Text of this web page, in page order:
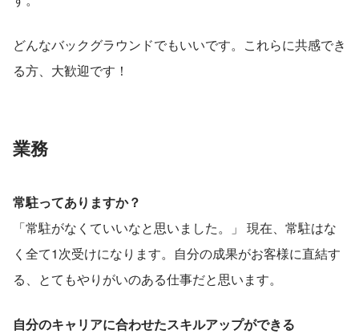
どんなバックグラウンドでもいいです。これらに共感でき
る方、大歓迎です！
業務
常駐ってありますか？
「常駐がなくていいなと思いました。」 現在、常駐はな
く全て1次受けになります。自分の成果がお客様に直結す
る、とてもやりがいのある仕事だと思います。
自分のキャリアに合わせたスキルアップができる